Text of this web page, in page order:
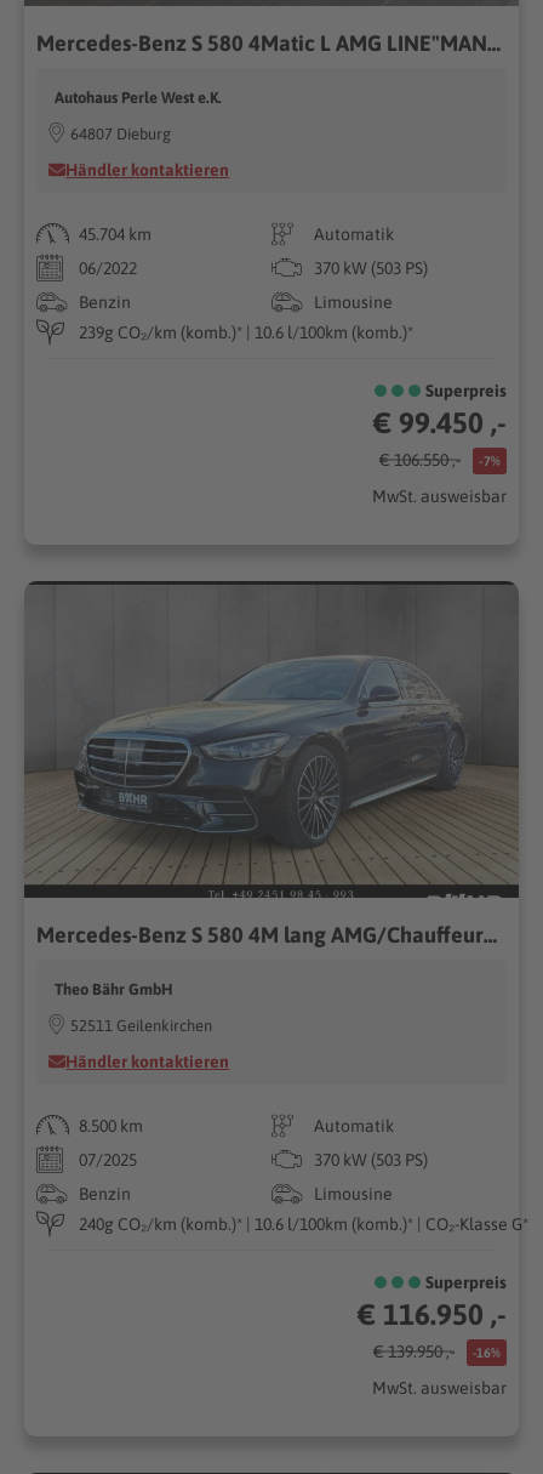
Mercedes-Benz S 580 4Matic L AMG LINE"MANUFAKTUR"EXKLUSIV"VOLL
Autohaus Perle West e.K.
64807 Dieburg
Händler kontaktieren
45.704 km
Automatik
06/2022
370 kW (503 PS)
Benzin
Limousine
239g CO₂/km (komb.)* | 10.6 l/100km (komb.)*
Superpreis
€ 99.450 ,-
€ 106.550 ,- -7%
MwSt. ausweisbar
Mercedes-Benz S 580 4M lang AMG/Chauffeur/Burmester3D/Pano/360
Theo Bähr GmbH
52511 Geilenkirchen
Händler kontaktieren
8.500 km
Automatik
07/2025
370 kW (503 PS)
Benzin
Limousine
240g CO₂/km (komb.)* | 10.6 l/100km (komb.)* | CO₂-Klasse G*
Superpreis
€ 116.950 ,-
€ 139.950 ,- -16%
MwSt. ausweisbar